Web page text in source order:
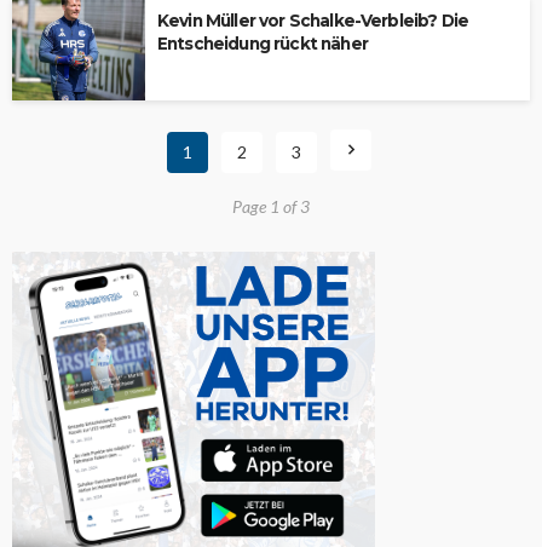
Kevin Müller vor Schalke-Verbleib? Die
Entscheidung rückt näher
1 2 3
Page 1 of 3